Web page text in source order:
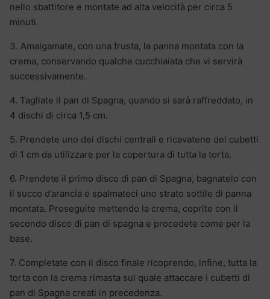
nello sbattitore e montate ad alta velocità per circa 5
minuti.
3. Amalgamate, con una frusta, la panna montata con la
crema, conservando qualche cucchiaiata che vi servirà
successivamente.
4. Tagliate il pan di Spagna, quando si sarà raffreddato, in
4 dischi di circa 1,5 cm.
5. Prendete uno dei dischi centrali e ricavatene dei cubetti
di 1 cm da utilizzare per la copertura di tutta la torta.
6. Prendete il primo disco di pan di Spagna, bagnatelo con
il succo d’arancia e spalmateci uno strato sottile di panna
montata. Proseguite mettendo la crema, coprite con il
secondo disco di pan di spagna e procedete come per la
base.
7. Completate con il disco finale ricoprendo, infine, tutta la
torta con la crema rimasta sul quale attaccare i cubetti di
pan di Spagna creati in precedenza.